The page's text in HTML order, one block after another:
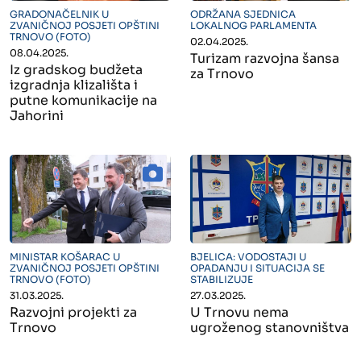
" alt="">
GRADONAČELNIK U
ZVANIČNOJ POSJETI OPŠTINI
TRNOVO (FOTO)
08.04.2025.
Iz gradskog budžeta
izgradnja klizališta i
putne komunikacije na
Jahorini
" alt="">
ODRŽANA SJEDNICA
LOKALNOG PARLAMENTA
02.04.2025.
Turizam razvojna šansa
za Trnovo
" alt="">
MINISTAR KOŠARAC U
ZVANIČNOJ POSJETI OPŠTINI
TRNOVO (FOTO)
31.03.2025.
Razvojni projekti za
Trnovo
" alt="">
BJELICA: VODOSTAJI U
OPADANJU I SITUACIJA SE
STABILIZUJE
27.03.2025.
U Trnovu nema
ugroženog stanovništva